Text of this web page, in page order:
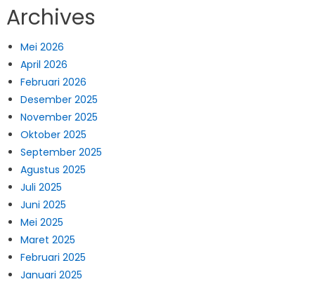
Archives
Mei 2026
April 2026
Februari 2026
Desember 2025
November 2025
Oktober 2025
September 2025
Agustus 2025
Juli 2025
Juni 2025
Mei 2025
Maret 2025
Februari 2025
Januari 2025